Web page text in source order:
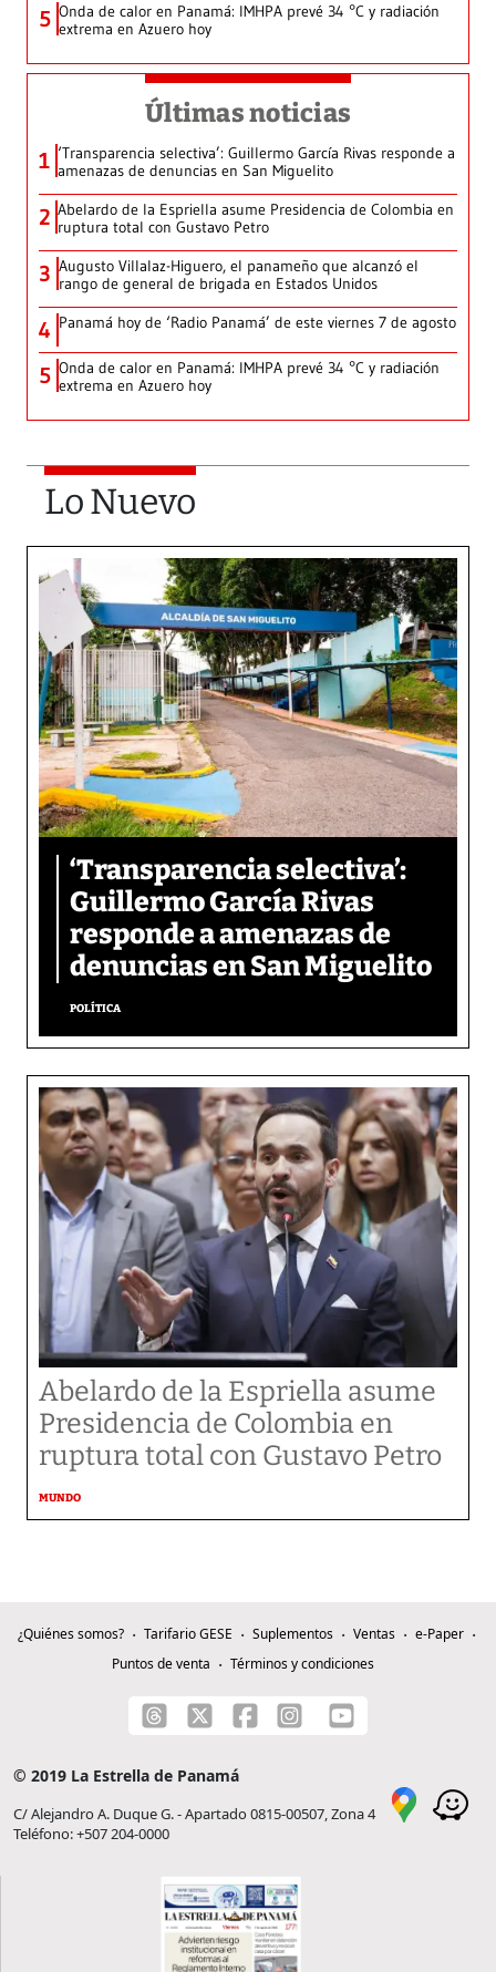
5 Onda de calor en Panamá: IMHPA prevé 34 °C y radiación
extrema en Azuero hoy
Últimas noticias
1 ‘Transparencia selectiva’: Guillermo García Rivas responde a
amenazas de denuncias en San Miguelito
2 Abelardo de la Espriella asume Presidencia de Colombia en
ruptura total con Gustavo Petro
3 Augusto Villalaz-Higuero, el panameño que alcanzó el
rango de general de brigada en Estados Unidos
4 Panamá hoy de ‘Radio Panamá’ de este viernes 7 de agosto
5 Onda de calor en Panamá: IMHPA prevé 34 °C y radiación
extrema en Azuero hoy
Lo Nuevo
‘Transparencia selectiva’:
Guillermo García Rivas
responde a amenazas de
denuncias en San Miguelito
POLÍTICA
Abelardo de la Espriella asume
Presidencia de Colombia en
ruptura total con Gustavo Petro
MUNDO
¿Quiénes somos? Tarifario GESE Suplementos Ventas
e-Paper
Puntos de venta
Términos y condiciones
© 2019 La Estrella de Panamá
C/ Alejandro A. Duque G. - Apartado 0815-00507, Zona 4
Teléfono: +507 204-0000